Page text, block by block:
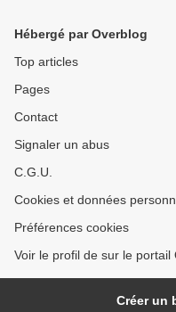
Hébergé par Overblog
Top articles
Pages
Contact
Signaler un abus
C.G.U.
Cookies et données
Préférences cookies
Voir le profil de sur le portail
Créer un